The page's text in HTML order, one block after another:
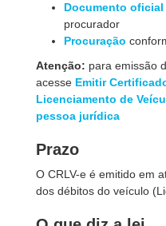
Documento
procurador
Procuração
Atenção: para emissão
acesse Emitir
Licenciamento de
pessoa jurídica
Prazo
O CRLV-e é emitido em
dos débitos do veículo